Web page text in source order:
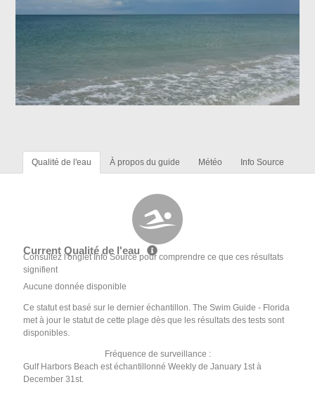
Qualité de l'eau À propos du guide Météo Info Source
Current Qualité de l'eau
Consultez l'onglet Info Source pour comprendre ce que ces résultats
signifient
Aucune donnée disponible
Ce statut est basé sur le dernier échantillon. The Swim Guide - Florida
met à jour le statut de cette plage dès que les résultats des tests sont
disponibles.
Fréquence de surveillance :
Gulf Harbors Beach est échantillonné Weekly de January 1st à
December 31st.